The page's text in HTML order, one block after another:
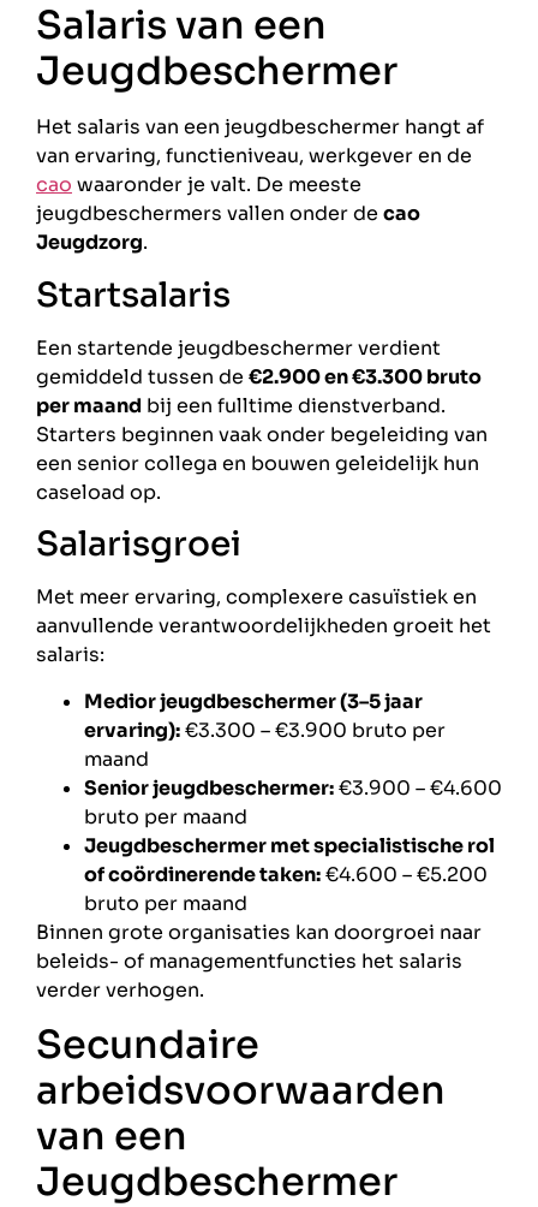
Salaris van een
Jeugdbeschermer
Het salaris van een jeugdbeschermer hangt af
van ervaring, functieniveau, werkgever en de
cao waaronder je valt. De meeste
jeugdbeschermers vallen onder de cao
Jeugdzorg.
Startsalaris
Een startende jeugdbeschermer verdient
gemiddeld tussen de €2.900 en €3.300 bruto
per maand bij een fulltime dienstverband.
Starters beginnen vaak onder begeleiding van
een senior collega en bouwen geleidelijk hun
caseload op.
Salarisgroei
Met meer ervaring, complexere casuïstiek en
aanvullende verantwoordelijkheden groeit het
salaris:
Medior jeugdbeschermer (3–5 jaar
ervaring):€3.300 – €3.900 bruto per
maand
Senior jeugdbeschermer:€3.900 – €4.600
bruto per maand
Jeugdbeschermer met specialistische rol
of coördinerende taken:€4.600 – €5.200
bruto per maand
Binnen grote organisaties kan doorgroei naar
beleids- of managementfuncties het salaris
verder verhogen.
Secundaire
arbeidsvoorwaarden
van een
Jeugdbeschermer